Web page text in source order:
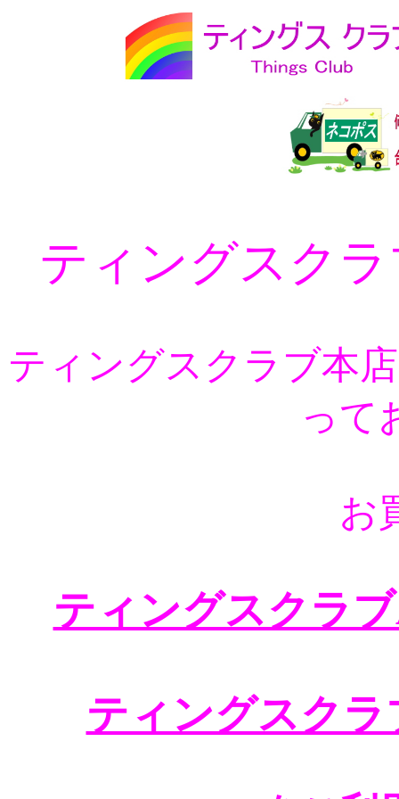
ティングスク
ティングスクラブ本
って
お
ティングスクラ
ティングスクラ